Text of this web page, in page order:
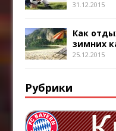
31.12.2015
Как
зимних
25.12.2015
Рубрики